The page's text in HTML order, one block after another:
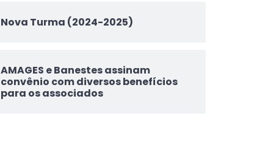
Nova Turma (2024-2025)
AMAGES e Banestes assinam
convênio com diversos benefícios
para os associados